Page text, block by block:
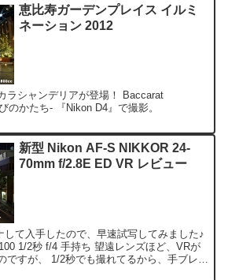
恵比寿ガーデンプレイス イルミ
ネーション 2012
ラシャンデリアが登場！ Baccarat
のかたち- 『Nikon D4』で撮影。
新型 Nikon AF-S NIKKOR 24-
70mm f/2.8E ED VR レビュー
して入手したので、早速試写してみました♪
1/2秒 f/4 手持ち 望遠レンズほど、VRが
ですが、 1/2秒でも撮れてるから、手ブレ補